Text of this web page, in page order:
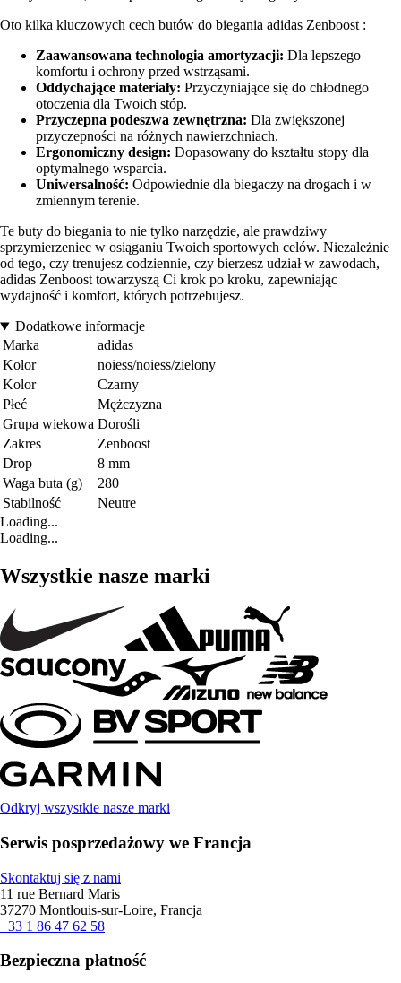
Oto kilka kluczowych cech butów do biegania adidas Zenboost :
Zaawansowana technologia amortyzacji: Dla lepszego
komfortu i ochrony przed wstrząsami.
Oddychające materiały: Przyczyniające się do chłodnego
otoczenia dla Twoich stóp.
Przyczepna podeszwa zewnętrzna: Dla zwiększonej
przyczepności na różnych nawierzchniach.
Ergonomiczny design: Dopasowany do kształtu stopy dla
optymalnego wsparcia.
Uniwersalność: Odpowiednie dla biegaczy na drogach i w
zmiennym terenie.
Te buty do biegania to nie tylko narzędzie, ale prawdziwy
sprzymierzeniec w osiąganiu Twoich sportowych celów. Niezależnie
od tego, czy trenujesz codziennie, czy bierzesz udział w zawodach,
adidas Zenboost towarzyszą Ci krok po kroku, zapewniając
wydajność i komfort, których potrzebujesz.
Dodatkowe informacje
Marka
adidas
Kolor
noiess/noiess/zielony
Kolor
Czarny
Płeć
Mężczyzna
Grupa wiekowa Dorośli
Zakres
Zenboost
Drop
8 mm
Waga buta (g)
280
Stabilność
Neutre
Loading...
Loading...
Wszystkie nasze marki
Odkryj wszystkie nasze marki
Serwis posprzedażowy we Francja
Skontaktuj się z nami
11 rue Bernard Maris
37270 Montlouis-sur-Loire, Francja
+33 1 86 47 62 58
Bezpieczna płatność